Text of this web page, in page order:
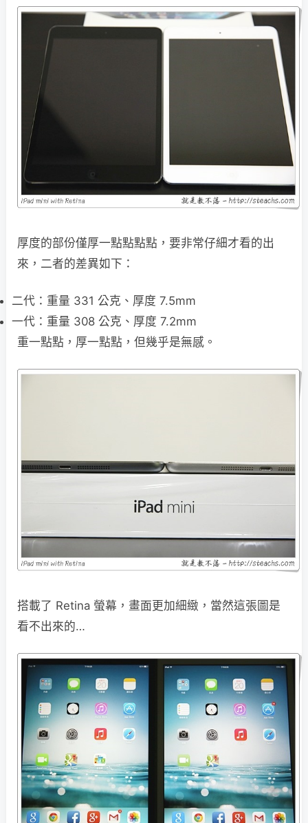
厚度的部份僅厚一點點點點，要非常仔細才看的出
來，二者的差異如下：
二代：重量 331 公克、厚度 7.5mm
一代：重量 308 公克、厚度 7.2mm
重一點點，厚一點點，但幾乎是無感。
搭載了 Retina 螢幕，畫面更加細緻，當然這張圖是
看不出來的…